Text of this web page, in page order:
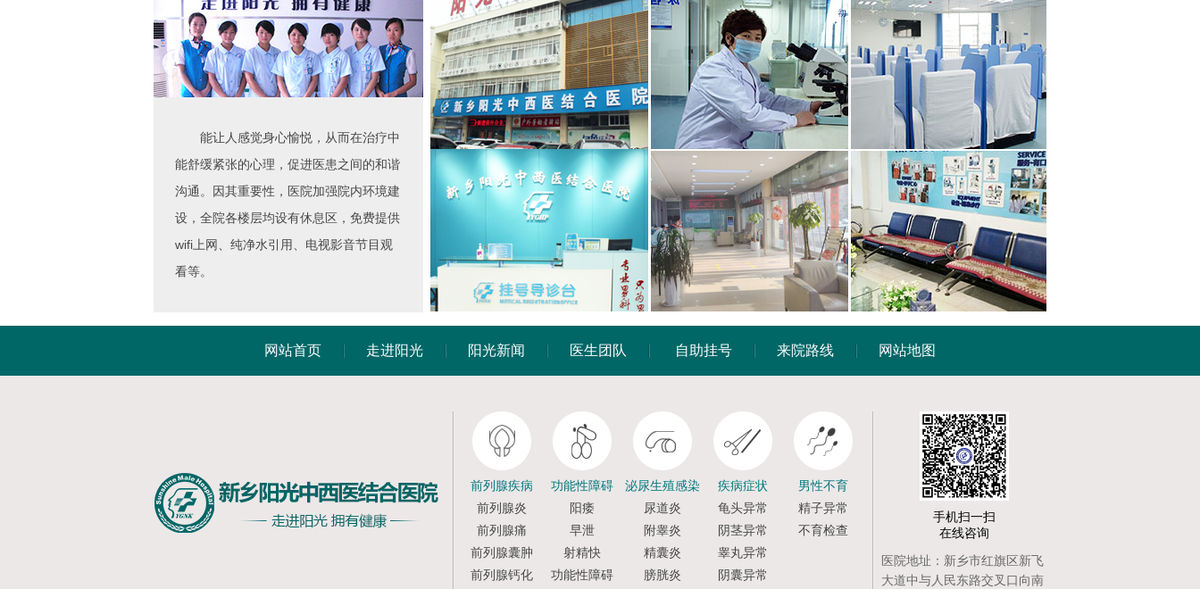
能让人感觉身心愉悦，从而在治疗中
能舒缓紧张的心理，促进医患之间的和谐
沟通。因其重要性，医院加强院内环境建
设，全院各楼层均设有休息区，免费提供
wifi上网、纯净水引用、电视影音节目观
看等。
网站首页 走进阳光 阳光新闻 医生团队 自助挂号 来院路线 网站地图
前列腺疾病
前列腺炎
前列腺痛
前列腺囊肿
前列腺钙化
功能性障碍
阳痿
早泄
射精快
功能性障碍
泌尿生殖感染
尿道炎
附睾炎
精囊炎
膀胱炎
疾病症状
龟头异常
阴茎异常
睾丸异常
阴囊异常
男性不育
精子异常
不育检查
手机扫一扫
在线咨询
医院地址：新乡市红旗区新飞
大道中与人民东路交叉口向南